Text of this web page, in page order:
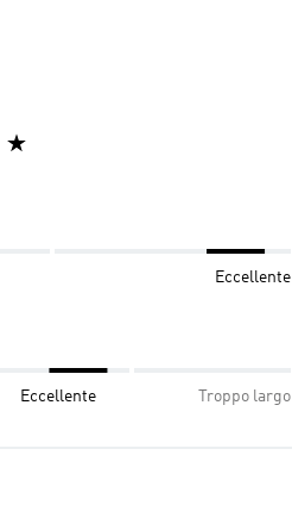
Eccellente
Eccellente Troppo largo